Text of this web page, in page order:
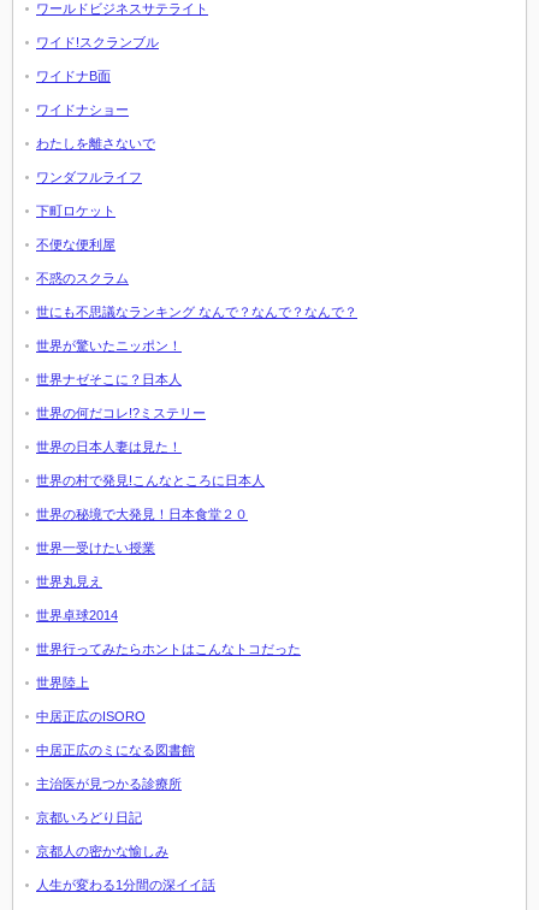
ワールドビジネスサテライト
ワイド!スクランブル
ワイドナB面
ワイドナショー
わたしを離さないで
ワンダフルライフ
下町ロケット
不便な便利屋
不惑のスクラム
世にも不思議なランキング なんで？なんで？なんで？
世界が驚いたニッポン！
世界ナゼそこに？日本人
世界の何だコレ!?ミステリー
世界の日本人妻は見た！
世界の村で発見!こんなところに日本人
世界の秘境で大発見！日本食堂２０
世界一受けたい授業
世界丸見え
世界卓球2014
世界行ってみたらホントはこんなトコだった
世界陸上
中居正広のISORO
中居正広のミになる図書館
主治医が見つかる診療所
京都いろどり日記
京都人の密かな愉しみ
人生が変わる1分間の深イイ話